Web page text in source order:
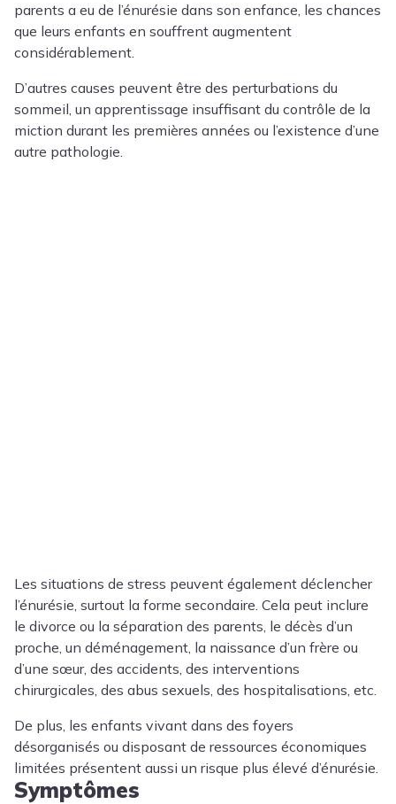
parents a eu de l’énurésie dans son enfance, les chances
que leurs enfants en souffrent augmentent
considérablement.
D’autres causes peuvent être des perturbations du
sommeil, un apprentissage insuffisant du contrôle de la
miction durant les premières années ou l’existence d’une
autre pathologie.
Les situations de stress peuvent également déclencher
l’énurésie, surtout la forme secondaire. Cela peut inclure
le divorce ou la séparation des parents, le décès d’un
proche, un déménagement, la naissance d’un frère ou
d’une sœur, des accidents, des interventions
chirurgicales, des abus sexuels, des hospitalisations, etc.
De plus, les enfants vivant dans des foyers
désorganisés ou disposant de ressources économiques
limitées présentent aussi un risque plus élevé d’énurésie.
Symptômes